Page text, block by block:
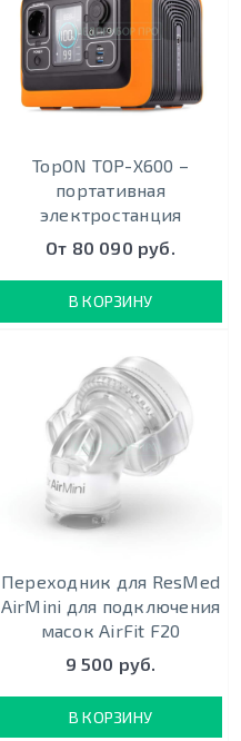
TopON TOP-X600 –
портативная
электростанция
От 80 090 руб.
В КОРЗИНУ
Переходник для ResMed
AirMini для подключения
масок AirFit F20
9 500 руб.
В КОРЗИНУ